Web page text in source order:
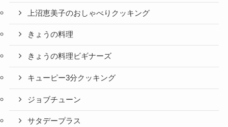
上沼恵美子のおしゃべりクッキング
きょうの料理
きょうの料理ビギナーズ
キューピー3分クッキング
ジョブチューン
サタデープラス